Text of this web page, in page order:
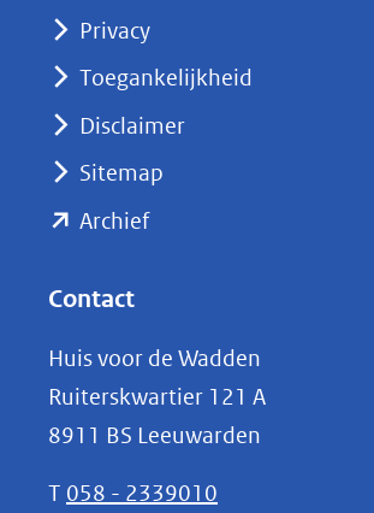
nieuw
naar
Privacy
Toegankelijkheid
Disclaimer
Sitemap
Archief(opent
(verwijst
naar
een
andere
Contact
Huis voor de Wadden
Ruiterskwartier 121 A
8911 BS Leeuwarden
T 058 - 2339010